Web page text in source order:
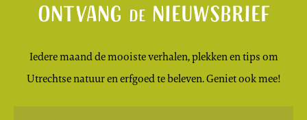
Ontvang denieuwsbrief
Iedere maand de mooiste verhalen, plekken en tips om
Utrechtse natuur en erfgoed te beleven. Geniet ook mee!